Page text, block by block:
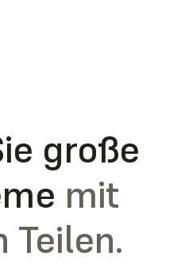
große
mit
Teilen.